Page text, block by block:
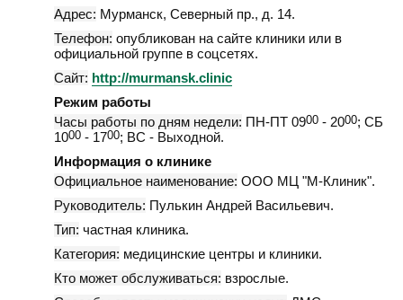
Адрес: Мурманск, Северный пр., д. 14.
Телефон: опубликован на сайте клиники или в
официальной группе в соцсетях.
Сайт: http://murmansk.clinic
Режим работы
Часы работы по дням недели: ПН-ПТ 0900 - 2000; СБ
1000 - 1700; ВС - Выходной.
Информация о клинике
Официальное наименование: ООО МЦ "М-Клиник".
Руководитель: Пулькин Андрей Васильевич.
Тип: частная клиника.
Категория: медицинские центры и клиники.
Кто может обслуживаться: взрослые.